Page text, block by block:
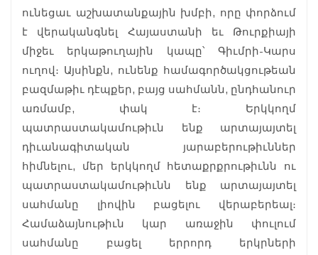
ունեցաւ աշխատանքային խմբի, որը փորձում
է վերականգնել Հայաստանի եւ Թուրքիայի
միջեւ երկաթուղային կապը՝ Գիւմրի-Կարս
ուղով։ Այսինքն, ունենք համագործակցութեան
բազմաթիւ դէպքեր, բայց սահմանն, ընդհանուր
առմամբ, փակ է։ Երկկողմ
պատրաստակամութիւն ենք արտայայտել
դիւանագիտական յարաբերութիւններ
հիմնելու, մեր երկկողմ հետաքրքրութիւնն ու
պատրաստակամութիւնն ենք արտայայտել
սահմանը լիովին բացելու վերաբերեալ։
Համաձայնութիւն կար առաջին փուլում
սահմանը բացել երրորդ երկրների